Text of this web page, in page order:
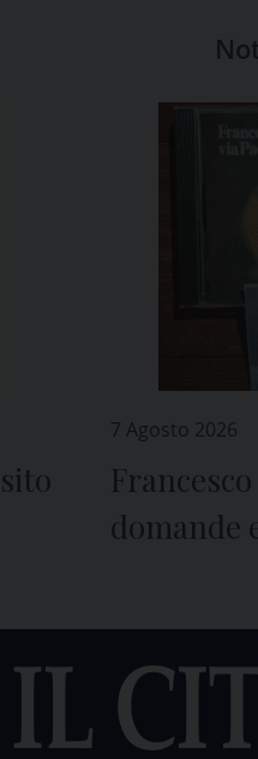
7 Agosto 2026
domande